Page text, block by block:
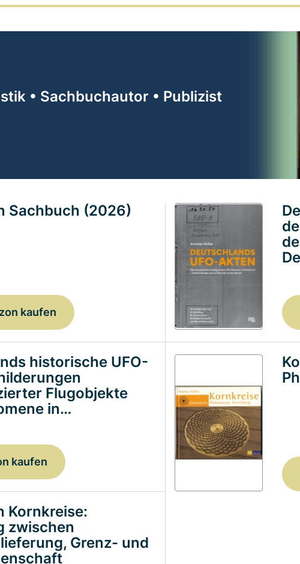
• Sachbuchautor • Publizist
Sachbuch (2026)
kaufen
historische UFO-
Flugobjekte
in…
kaufen
Kornkreise:
zwischen
Grenz- und